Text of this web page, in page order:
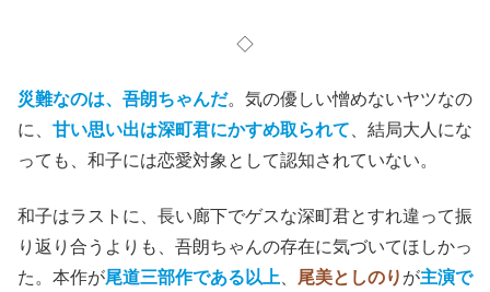
◇
災難なのは、吾朗ちゃんだ。気の優しい憎めないヤツなの
に、 甘い思い出は深町君にかすめ取られて 、結局大人にな
っても、和子には恋愛対象として認知されていない。
和子はラストに、長い廊下でゲスな深町君とすれ違って振
り返り合うよりも、吾朗ちゃんの存在に気づいてほしかっ
た。本作が尾道三部作である以上 尾美としのり が主演で